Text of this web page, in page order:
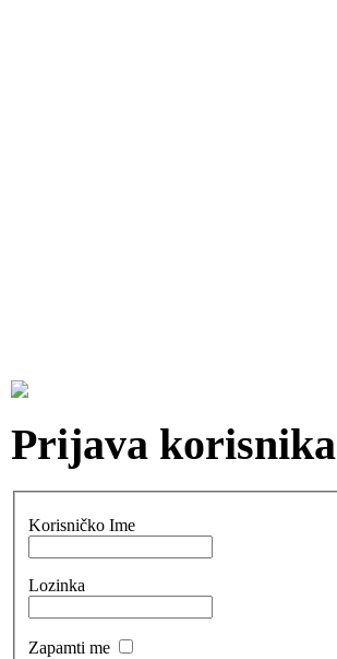
Prijava korisnika
Korisničko Ime
Lozinka
Zapamti me